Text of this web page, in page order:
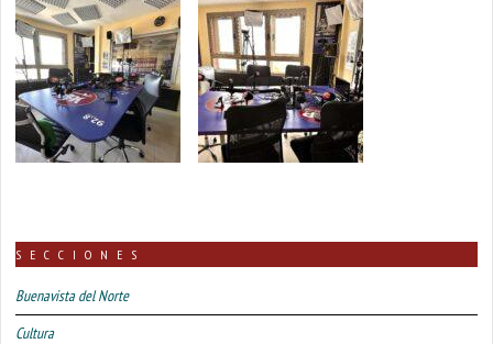
SECCIONES
Buenavista del Norte
Cultura